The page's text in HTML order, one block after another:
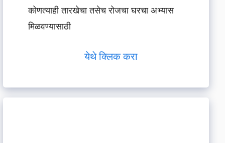
कोणत्याही तारखेचा तसेच रोजचा घरचा अभ्यास
मिळवण्यासाठी
येथे क्लिक करा